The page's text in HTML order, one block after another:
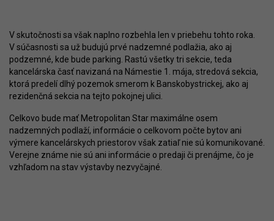
V skutočnosti sa však naplno rozbehla len v priebehu tohto roka.
V súčasnosti sa už budujú prvé nadzemné podlažia, ako aj
podzemné, kde bude parking. Rastú všetky tri sekcie, teda
kancelárska časť navizaná na Námestie 1. mája, stredová sekcia,
ktorá predelí dlhý pozemok smerom k Banskobystrickej, ako aj
rezidenčná sekcia na tejto pokojnej ulici.
Celkovo bude mať Metropolitan Star maximálne osem
nadzemných podlaží, informácie o celkovom počte bytov ani
výmere kancelárskych priestorov však zatiaľ nie sú komunikované.
Verejne známe nie sú ani informácie o predaji či prenájme, čo je
vzhľadom na stav výstavby nezvyčajné.